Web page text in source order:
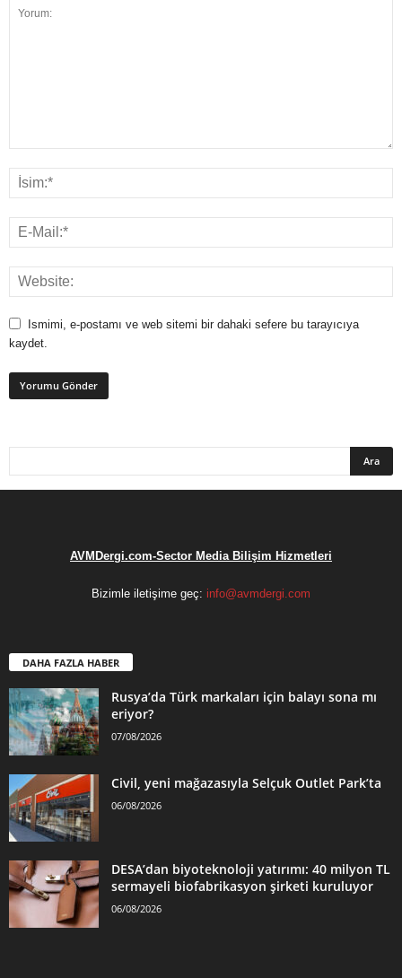
Ismimi, e-postamı ve web sitemi bir dahaki sefere bu tarayıcıya
kaydet.
AVMDergi.com-Sector Media Bilişim Hizmetleri
Bizimle iletişime geç: info@avmdergi.com
DAHA FAZLA HABER
Rusya’da Türk markaları için balayı sona mı
eriyor?
07/08/2026
Civil, yeni mağazasıyla Selçuk Outlet Park’ta
06/08/2026
DESA’dan biyoteknoloji yatırımı: 40 milyon TL
sermayeli biofabrikasyon şirketi kuruluyor
06/08/2026